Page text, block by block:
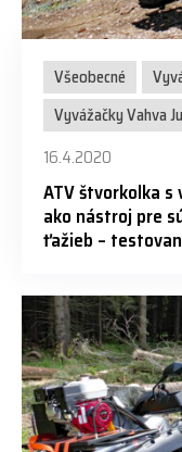
Všeobecné
Vyvážačky Vahva
16.4.2020
ATV štvorkolka s
ako nástroj pre
ťažieb –